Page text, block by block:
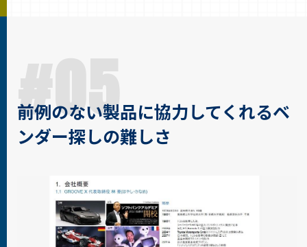
#05
前例のない製品に協力してくれるベ
ンダー探しの難しさ